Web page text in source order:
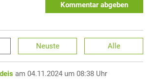
Kommentar abgeben
Neuste Alle
am 04.11.2024 um 08:38 Uhr